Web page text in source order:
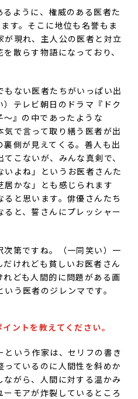
ように、権威のある医者た
す。そこに地位も名誉もま
が現れ、主人公の医者と対立
散らす物語になっており、
ない医者たちがいっぱい出
テレビ朝日のドラマ『ドク
』の中であったような
気で言って取り繕う医者が出
側が見えてくる。善人も出
こないが、みんな真剣で、
よね」というお医者さんた
居かな」とも感じられます
と思います。俳優さんたち
と、誓さんにプレッシャー
第ですね。（一同笑い）一
けれども貧しいお医者さん
ども人間的に問題がある画
う医者のジレンマです。
ントを教えてください。
いう作家は、セリフの書き
ているのに人間性を斜めか
ながら、人間に対する温かみ
モアが炸裂しているところ